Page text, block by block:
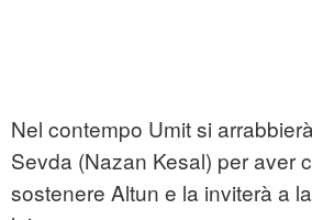
Nel contempo Umit si
Sevda (Nazan Kesal) per aver
sostenere Altun e la inviterà a